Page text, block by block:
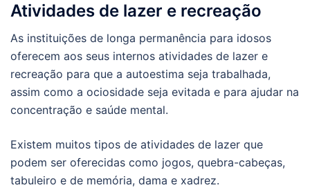
Atividades de lazer e recreação
As instituições de longa permanência para idosos
oferecem aos seus internos atividades de lazer e
recreação para que a autoestima seja trabalhada,
assim como a ociosidade seja evitada e para ajudar na
concentração e saúde mental.
Existem muitos tipos de atividades de lazer que
podem ser oferecidas como jogos, quebra-cabeças,
tabuleiro e de memória, dama e xadrez.